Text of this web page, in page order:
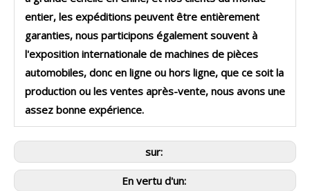
entier, les expéditions peuvent être entièrement
garanties, nous participons également souvent à
l'exposition internationale de machines de pièces
automobiles, donc en ligne ou hors ligne, que ce soit la
production ou les ventes après-vente, nous avons une
assez bonne expérience.
sur:
En vertu d'un: